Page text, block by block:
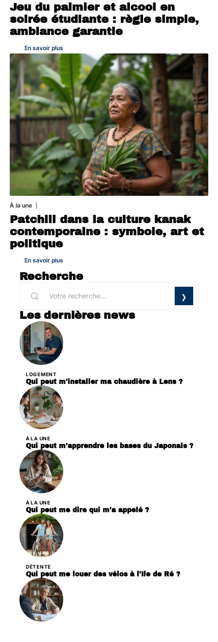
Jeu du palmier et alcool en
soirée étudiante : règle simple,
ambiance garantie
En savoir plus
À la une
Patchili dans la culture kanak
contemporaine : symbole, art et
politique
En savoir plus
Recherche
Les dernières news
LOGEMENT
Qui peut m’installer ma chaudière à Lens ?
À LA UNE
Qui peut m’apprendre les bases du Japonais ?
À LA UNE
Qui peut me dire qui m’a appelé ?
DÉTENTE
Qui peut me louer des vélos à l’Ile de Ré ?